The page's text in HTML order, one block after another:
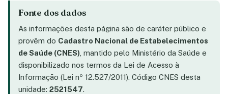
Fonte dos dados
As informações desta página são de caráter público e
provêm do Cadastro Nacional de Estabelecimentos
de Saúde (CNES) , mantido pelo Ministério da Saúde e
disponibilizado nos termos da Lei de Acesso à
Informação (Lei nº 12.527/2011). Código CNES desta
unidade: 2521547.